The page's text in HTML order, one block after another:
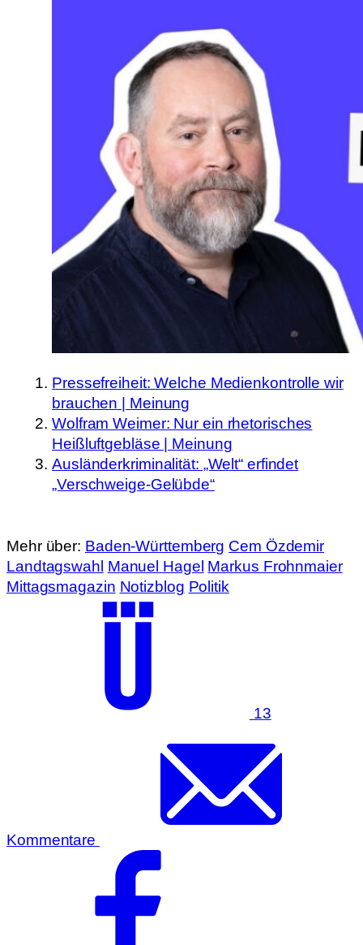
Pressefreiheit: Welche Medienkontrolle wir
brauchen | Meinung
Wolfram Weimer: Nur ein rhetorisches
Heißluftgebläse | Meinung
Ausländerkriminalität: „Welt“ erfindet
„Verschweige-Gelübde“
Mehr über: Baden-Württemberg Cem Özdemir
Landtagswahl Manuel Hagel Markus Frohnmaier
Mittagsmagazin Notizblog Politik
13
Kommentare